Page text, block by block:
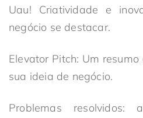
Uau! Criatividade e
negócio se destacar.
Elevator Pitch: Um
sua ideia de negócio.
Problemas